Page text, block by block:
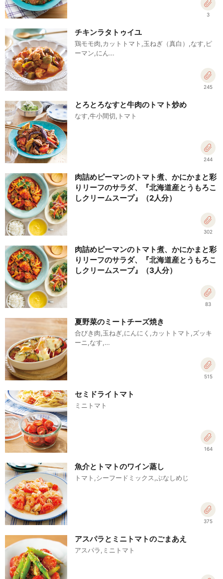
3
チキンラタトゥイユ
鶏モモ肉,カットトマト,玉ねぎ（真白）,なす,ピ
ーマン,にん…
245
とろとろなすと牛肉のトマト炒め
なす,牛小間切,トマト
244
肉詰めピーマンのトマト煮、かにかまと彩
りリーフのサラダ、『北海道産とうもろこ
しクリームスープ』（2人分）
302
肉詰めピーマンのトマト煮、かにかまと彩
りリーフのサラダ、『北海道産とうもろこ
しクリームスープ』（3人分）
83
夏野菜のミートチーズ焼き
合びき肉,玉ねぎ,にんにく,カットトマト,ズッキ
ーニ,なす,…
515
セミドライトマト
ミニトマト
164
魚介とトマトのワイン蒸し
トマト,シーフードミックス,ぶなしめじ
375
アスパラとミニトマトのごまあえ
アスパラ,ミニトマト